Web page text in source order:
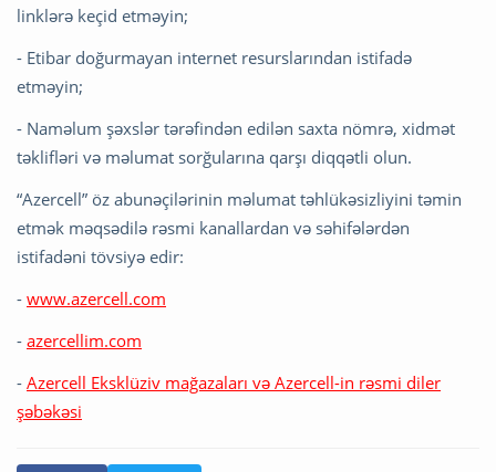
linklərə keçid etməyin;
- Etibar doğurmayan internet resurslarından istifadə
etməyin;
- Naməlum şəxslər tərəfindən edilən saxta nömrə, xidmət
təklifləri və məlumat sorğularına qarşı diqqətli olun.
“Azercell” öz abunəçilərinin məlumat təhlükəsizliyini təmin
etmək məqsədilə rəsmi kanallardan və səhifələrdən
istifadəni tövsiyə edir:
- www.azercell.com
- azercellim.com
- Azercell Eksklüziv mağazaları və Azercell-in rəsmi diler
şəbəkəsi